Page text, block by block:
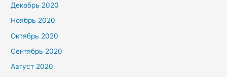
Декабрь 2020
Ноябрь 2020
Октябрь 2020
Сентябрь 2020
Август 2020